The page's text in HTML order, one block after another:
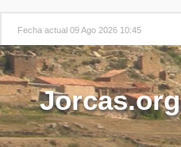
Fecha actual 09 Ago 2026 10:45
Jorcas.org